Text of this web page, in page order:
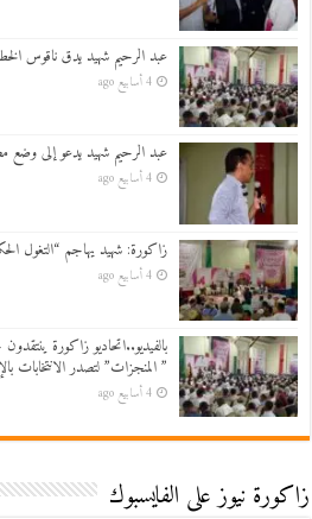
عبد الرحيم شهيد يدق ناقوس
4 أسابيع ago
عبد الرحيم شهيد يدعو إلى
4 أسابيع ago
زاكورة: شهيد يهاجم “التغول
4 أسابيع ago
بالفيديو..اتحاديو زاكورة
” المنجزات” لتصدر الانتخابات
4 أسابيع ago
زاكورة نيوز على الفايسبوك